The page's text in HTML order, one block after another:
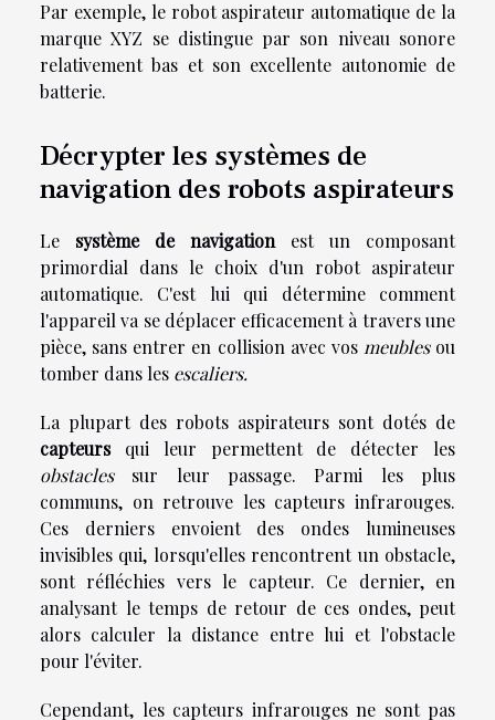
Par exemple, le robot aspirateur automatique de la
marque XYZ se distingue par son niveau sonore
relativement bas et son excellente autonomie de
batterie.
Décrypter les systèmes de
navigation des robots aspirateurs
Le système de navigationest un composant
primordial dans le choix d'un robot aspirateur
automatique. C'est lui qui détermine comment
l'appareil va se déplacer efficacement à travers une
pièce, sans entrer en collision avec vos meublesou
tomber dans les escaliers.
La plupart des robots aspirateurs sont dotés de
capteursqui leur permettent de détecter les
obstaclessur leur passage. Parmi les plus
communs, on retrouve les capteurs infrarouges.
Ces derniers envoient des ondes lumineuses
invisibles qui, lorsqu'elles rencontrent un obstacle,
sont réfléchies vers le capteur. Ce dernier, en
analysant le temps de retour de ces ondes, peut
alors calculer la distance entre lui et l'obstacle
pour l'éviter.
Cependant, les capteurs infrarouges ne sont pas